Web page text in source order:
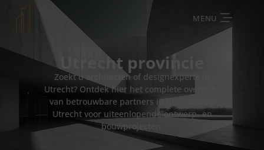
MENU
Utrecht provincie
Zoekt u architecten of designexperts in
Utrecht? Ontdek hier het complete overzicht
van betrouwbare partners in de provincie
Utrecht voor uiteenlopende ontwerp- en
bouwprojecten.